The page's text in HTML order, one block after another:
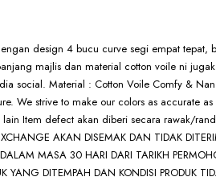
design 4 bucu curve segi empat
majlis dan material cotton voile ni
social. Material : Cotton Voile Comfy &
We strive to make our colors as
Item defect akan diberi secara rawak/
AKAN DISEMAK DAN TIDAK
MASA 30 HARI DARI TARIKH
DITEMPAH DAN KONDISI PRODUK